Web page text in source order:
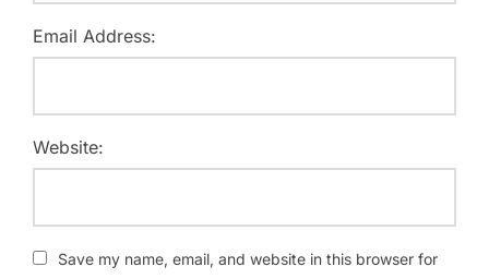
Email Address:
Website:
Save my name, email, and website in this browser for